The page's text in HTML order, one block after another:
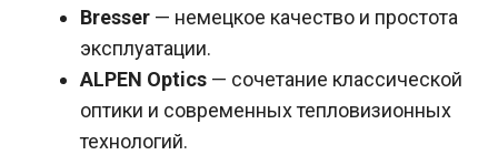
Bresser— немецкое качество и простота
эксплуатации.
ALPEN Optics— сочетание классической
оптики и современных тепловизионных
технологий.